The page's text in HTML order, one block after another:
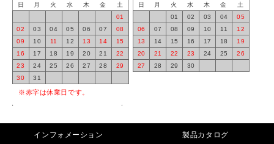
日 月 火 水 木 金
土
01
02
03 04 05 06 07
08
09
10 11 12 13 14
15
16
17 18 19 20 21
22
23
24 25 26 27 28
29
30
31
日 月 火 水 木 金
土
01
02 03 04
05
06
07 08 09 10 11
12
13
14 15 16 17 18
19
20
21 22 23 24 25
26
27
28 29 30
※赤字は休業日です。
インフォメーション 製品カタログ